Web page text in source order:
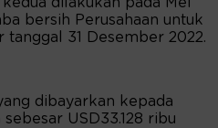
bersih Perusahaan untuk
31 Desember 2022.
dibayarkan kepada
USD33.128 ribu